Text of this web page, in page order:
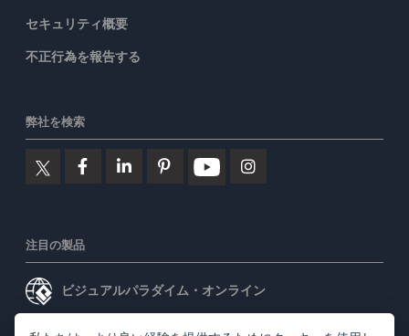
セキュリティ概要
不正行為を報告する
弊社を検索
注目の製品
ビジュアルパラダイム・オンライン